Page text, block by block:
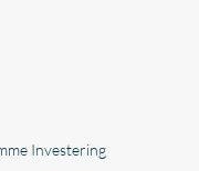
Investering